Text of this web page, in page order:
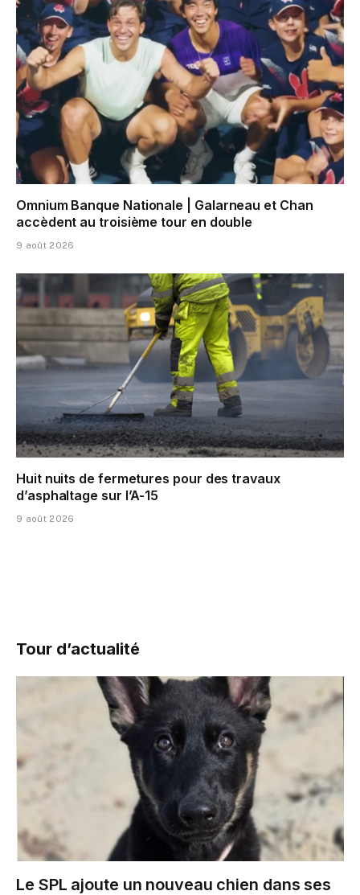
Omnium Banque Nationale | Galarneau et Chan
accèdent au troisième tour en double
9 août 2026
Huit nuits de fermetures pour des travaux
d’asphaltage sur l’A-15
9 août 2026
Tour d’actualité
Le SPL ajoute un nouveau chien dans ses